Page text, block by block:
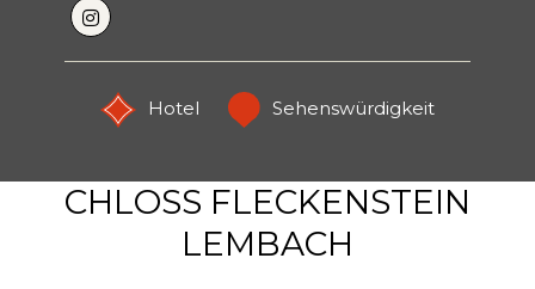
Hotel Sehenswürdigkeit
CHLOSS FLECKENSTEIN
LEMBACH